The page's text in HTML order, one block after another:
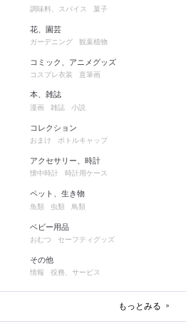
調味料、スパイス 菓子
花、園芸
ガーデニング 観葉植物
コミック、アニメグッズ
コスプレ衣装 直筆画
本、雑誌
漫画 雑誌 小説
コレクション
おまけ ボトルキャップ
アクセサリー、時計
懐中時計 時計用ケース
ペット、生き物
魚類 虫類 鳥類
ベビー用品
おむつ セーフティグッズ
その他
情報 役務、サービス
もっとみる